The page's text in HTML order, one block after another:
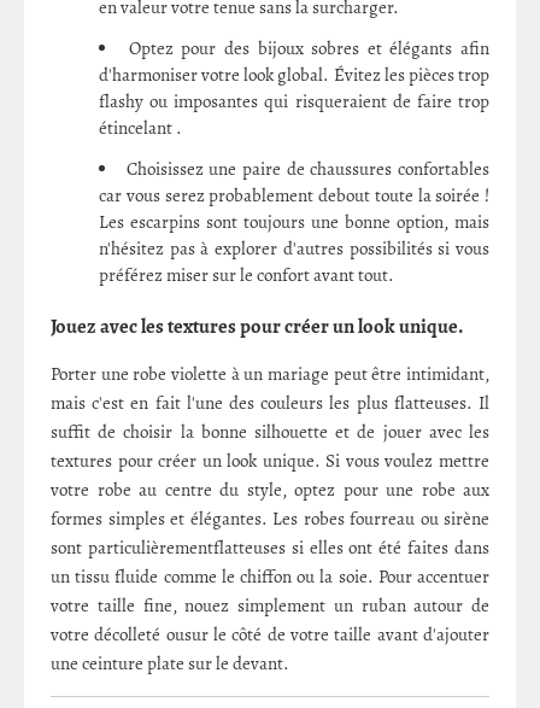
en valeur votre tenue sans la surcharger.
Optez pour des bijoux sobres et élégants afin
d'harmoniser votre look global. Évitez les pièces trop
flashy ou imposantes qui risqueraient de faire trop
étincelant .
Choisissez une paire de chaussures confortables
car vous serez probablement debout toute la soirée !
Les escarpins sont toujours une bonne option, mais
n'hésitez pas à explorer d'autres possibilités si vous
préférez miser sur le confort avant tout.
Jouez avec les textures pour créer un look unique.
Porter une robe violette à un mariage peut être intimidant,
mais c'est en fait l'une des couleurs les plus flatteuses. Il
suffit de choisir la bonne silhouette et de jouer avec les
textures pour créer un look unique. Si vous voulez mettre
votre robe au centre du style, optez pour une robe aux
formes simples et élégantes. Les robes fourreau ou sirène
sont particulièrementflatteuses si elles ont été faites dans
un tissu fluide comme le chiffon ou la soie. Pour accentuer
votre taille fine, nouez simplement un ruban autour de
votre décolleté ousur le côté de votre taille avant d'ajouter
une ceinture plate sur le devant.